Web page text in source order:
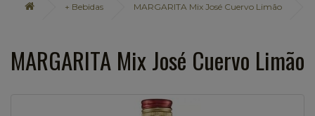
+ Bebidas MARGARITA Mix José Cuervo Limão
MARGARITA Mix José Cuervo Limão